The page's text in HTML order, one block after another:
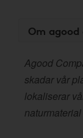
Om
Agood
skadar vår
lokaliserar